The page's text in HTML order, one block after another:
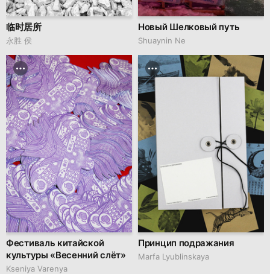
临时居所
永胜 侯
Новый Шелковый путь
Shuaynin Ne
Фестиваль китайской
культуры «Весенний слёт»
Kseniya Varenya
Принцип подражания
Marfa Lyublinskaya